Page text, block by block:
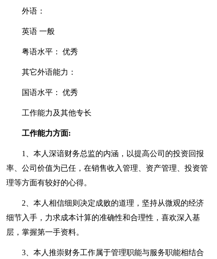
外语：
英语 一般
粤语水平： 优秀
其它外语能力：
国语水平： 优秀
工作能力及其他专长
工作能力方面:
1、本人深谙财务总监的内涵，以提高公司的投资回报
率、公司价值为已任，在销售收入管理、资产管理、投资管
理等方面有较好的心得。
2、本人相信细则决定成败的道理，坚持从微观的经济
细节入手，力求成本计算的准确性和合理性，喜欢深入基
层，掌握第一手资料。
3、本人推崇财务工作属于管理职能与服务职能相结合